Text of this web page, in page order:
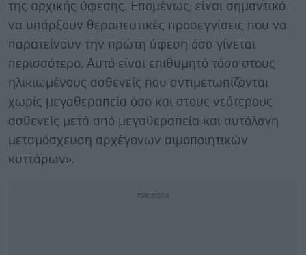
της αρχικής ύφεσης. Επομένως, είναι σημαντικό
να υπάρξουν θεραπευτικές προσεγγίσεις που να
παρατείνουν την πρώτη ύφεση όσο γίνεται
περισσότερο. Αυτό είναι επιθυμητό τόσο στους
ηλικιωμένους ασθενείς που αντιμετωπίζονται
χωρίς μεγαθεραπεία όσο και στους νεότερους
ασθενείς μετά από μεγαθεραπεία και αυτόλογη
μεταμόσχευση αρχέγονων αιμοποιητικών
κυττάρων».